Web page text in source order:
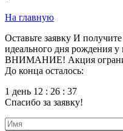
На главную
Оставьте заявку И получите
идеального дня рождения у
ВНИМАНИЕ! Акция
До конца осталось:
1 день 12 : 26 : 36
Спасибо за заявку!